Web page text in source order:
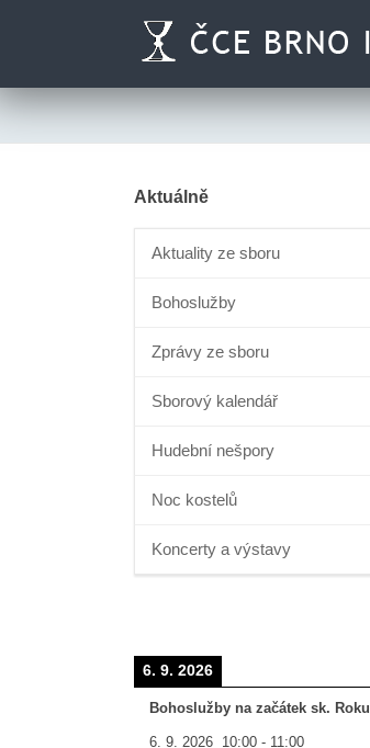
Aktuálně
Aktuality ze sboru
Bohoslužby
Zprávy ze sboru
Sborový kalendář
Hudební nešpory
Noc kostelů
Koncerty a výstavy
6. 9. 2026
Bohoslužby na začátek sk. Roku
6. 9. 2026 10:00 - 11:00